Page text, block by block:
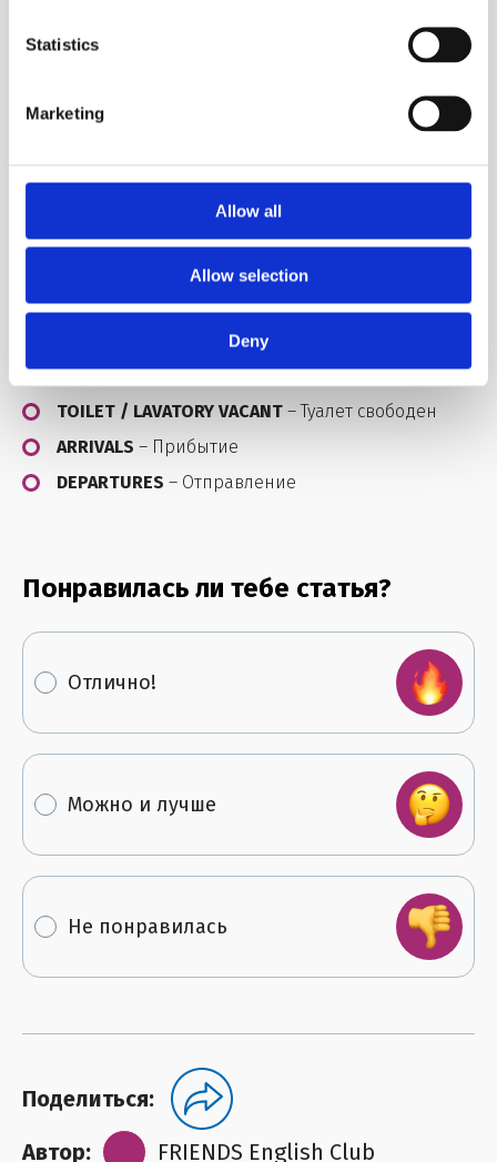
Statistics
Marketing
Allow all
Allow selection
Deny
FASTEN SEAT BELTS– Застегните ремни
FLUSH– Смыть воду (в туалете)
– Только для персонала
TOILET / LAVATORY OCCUPIED– Туалет занят
TOILET / LAVATORY VACANT – Туалет свободен
ARRIVALS – Прибытие
DEPARTURES – Отправление
Понравилась ли тебе статья?
Отлично!
Можно и лучше
Не понравилась
Поделиться:
Автор:
FRIENDS English Club